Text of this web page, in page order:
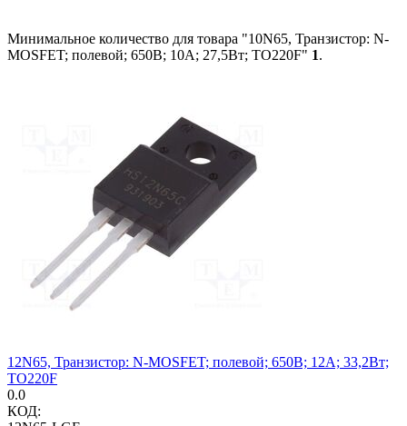
Минимальное количество для товара "10N65, Транзистор: N-
MOSFET; полевой; 650В; 10А; 27,5Вт; TO220F" 1.
12N65, Транзистор: N-MOSFET; полевой; 650В; 12А; 33,2Вт;
TO220F
0.0
КОД: